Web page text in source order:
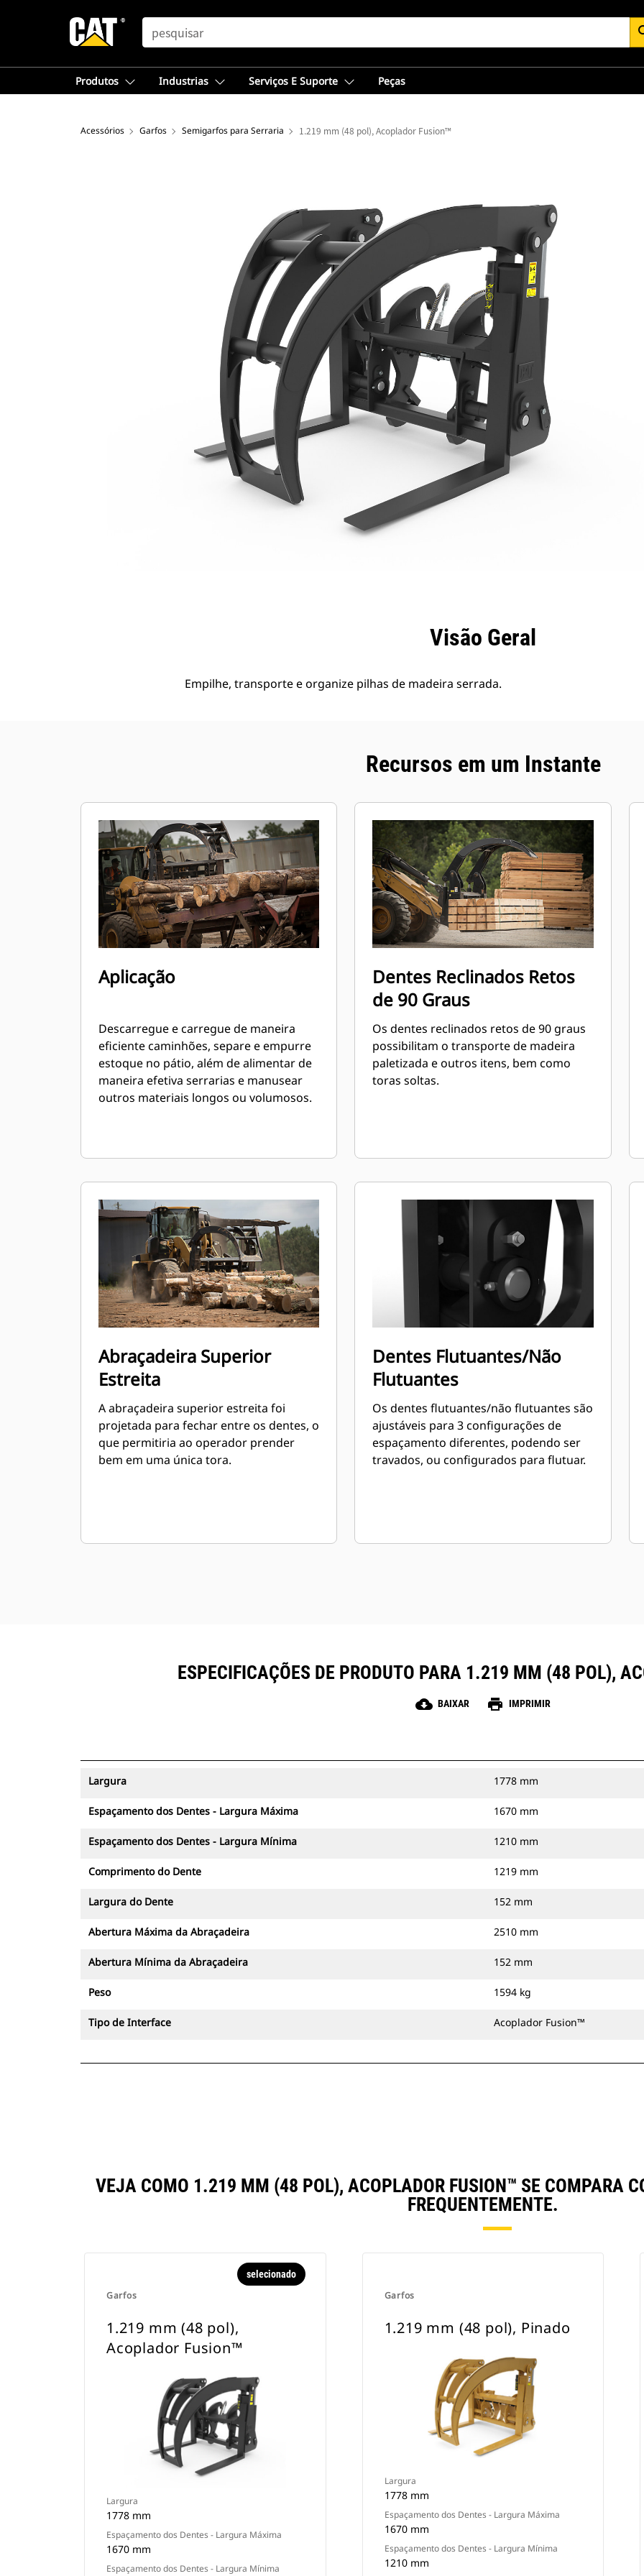
SEARCH
Produtos Industrias Serviços E Suporte Peças
Acessórios Garfos Semigarfos para Serraria 1.219 mm (48 pol), Acoplador Fusion™
Visão Geral
Empilhe, transporte e organize pilhas de madeira serrada.
Recursos em um Instante
Aplicação
Descarregue e carregue de maneira
eficiente caminhões, separe e empurre
estoque no pátio, além de alimentar de
maneira efetiva serrarias e manusear
outros materiais longos ou volumosos.
Dentes Reclinados Retos
de 90 Graus
Os dentes reclinados retos de 90 graus
possibilitam o transporte de madeira
paletizada e outros itens, bem como
toras soltas.
Abraçadeira Superior
Estreita
A abraçadeira superior estreita foi
projetada para fechar entre os dentes, o
que permitiria ao operador prender
bem em uma única tora.
Dentes Flutuantes/Não
Flutuantes
Os dentes flutuantes/não flutuantes são
ajustáveis para 3 configurações de
espaçamento diferentes, podendo ser
travados, ou configurados para flutuar.
ESPECIFICAÇÕES DE PRODUTO PARA 1.219 MM (48 POL),
cloud_download BAIXAR print IMPRIMIR
Largura 1778 mm
Espaçamento dos Dentes - Largura Máxima 1670 mm
Espaçamento dos Dentes - Largura Mínima 1210 mm
Comprimento do Dente 1219 mm
Largura do Dente 152 mm
Abertura Máxima da Abraçadeira 2510 mm
Abertura Mínima da Abraçadeira 152 mm
Peso 1594 kg
Tipo de Interface Acoplador Fusion™
VEJA COMO 1.219 MM (48 POL), ACOPLADOR FUSION™ SE COMPARA
FREQUENTEMENTE.
Garfos
selecionado
1.219 mm (48 pol),
Acoplador Fusion™
Largura
1778 mm
Espaçamento dos Dentes - Largura Máxima
1670 mm
Espaçamento dos Dentes - Largura Mínima
Garfos
1.219 mm (48 pol), Pinado
Largura
1778 mm
Espaçamento dos Dentes - Largura Máxima
1670 mm
Espaçamento dos Dentes - Largura Mínima
1210 mm